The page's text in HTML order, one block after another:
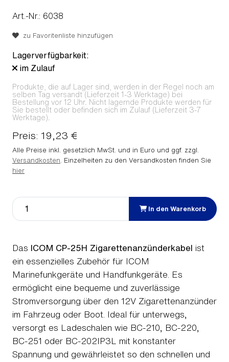
Art.-Nr.: 6038
zu Favoritenliste hinzufügen
Lagerverfügbarkeit:
im Zulauf
Produkte, die auf Lager sind, werden in der Regel noch am
selben Tag versandt (Lieferzeit 1-3 Werktage) bei
Bestellung vor 12 Uhr. Nicht lagernde Produkte werden für
Sie bestellt oder befinden sich im Zulauf (Lieferzeit 3-7
Werktage).
Preis: 19,23 €
Alle Preise inkl. gesetzlich MwSt. und in Euro und ggf. zzgl.
Versandkosten . Einzelheiten zu den Versandkosten finden Sie
hier
In den Warenkorb
Das ICOM CP-25H Zigarettenanzünderkabel ist
ein essenzielles Zubehör für ICOM
Marinefunkgeräte und Handfunkgeräte. Es
ermöglicht eine bequeme und zuverlässige
Stromversorgung über den 12V Zigarettenanzünder
im Fahrzeug oder Boot. Ideal für unterwegs,
versorgt es Ladeschalen wie BC-210, BC-220,
BC-251 oder BC-202IP3L mit konstanter
Spannung und gewährleistet so den schnellen und